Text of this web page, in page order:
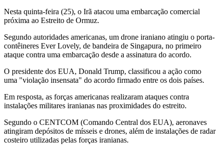
Nesta quinta-feira (25), o Irã atacou uma embarcação comercial
próxima ao Estreito de Ormuz.
Segundo autoridades americanas, um drone iraniano atingiu o porta-
contêineres Ever Lovely, de bandeira de Singapura, no primeiro
ataque contra uma embarcação desde a assinatura do acordo.
O presidente dos EUA, Donald Trump, classificou a ação como
uma "violação insensata" do acordo firmado entre os dois países.
Em resposta, as forças americanas realizaram ataques contra
instalações militares iranianas nas proximidades do estreito.
Segundo o CENTCOM (Comando Central dos EUA), aeronaves
atingiram depósitos de mísseis e drones, além de instalações de radar
costeiro utilizadas pelas forças iranianas.